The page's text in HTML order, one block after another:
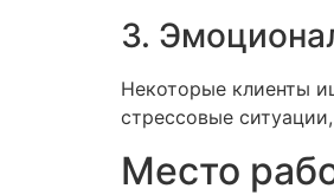
3.
Некоторые клиенты
стрессовые
Место